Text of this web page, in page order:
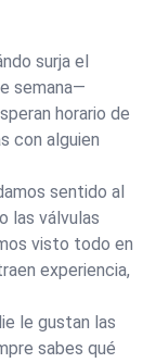
surja el
semana—
horario de
con alguien
sentido al
las válvulas
visto todo en
experiencia,
le gustan las
sabes qué